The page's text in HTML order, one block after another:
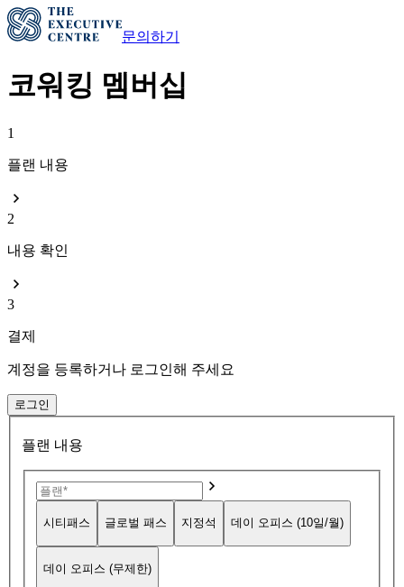
문의하기
코워킹 멤버십
1
플랜 내용
2
내용 확인
3
결제
계정을 등록하거나 로그인해 주세요
로그인
플랜 내용
시티패스 글로벌 패스 지정석 데이 오피스 (10일/월)
데이 오피스 (무제한)